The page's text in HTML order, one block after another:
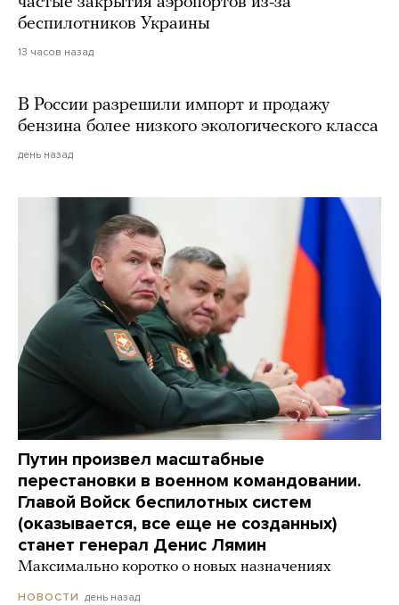
беспилотников Украины
13 часов назад
В России разрешили импорт и продажу
бензина более низкого экологического класса
день назад
Путин произвел масштабные
перестановки в военном командовании.
Главой Войск беспилотных систем
(оказывается, все еще не созданных)
станет генерал Денис Лямин
Максимально коротко о новых назначениях
НОВОСТИ день назад